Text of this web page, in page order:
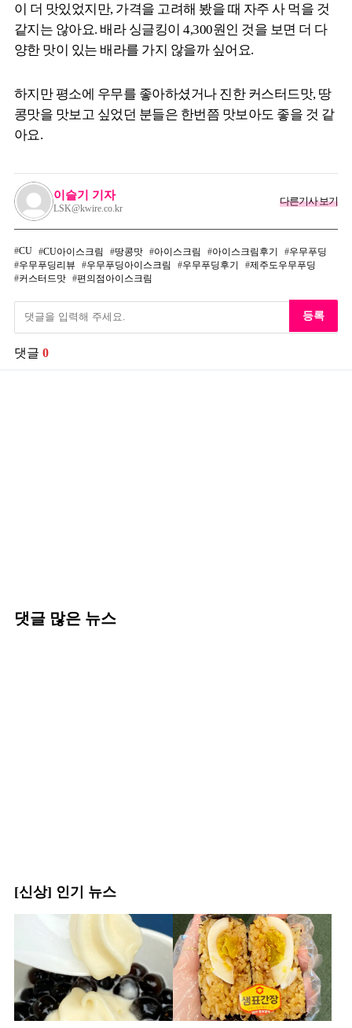
이 더 맛있었지만, 가격을 고려해 봤을 때 자주 사 먹을 것
같지는 않아요. 배라 싱글킹이 4,300원인 것을 보면 더 다
양한 맛이 있는 배라를 가지 않을까 싶어요.
하지만 평소에 우무를 좋아하셨거나 진한 커스터드맛, 땅
콩맛을 맛보고 싶었던 분들은 한번쯤 맛보아도 좋을 것 같
아요.
이슬기 기자
LSK@kwire.co.kr
다른기사 보기
CU CU아이스크림 땅콩맛 아이스크림 아이스크림후기
우무푸딩
우무푸딩리뷰
우무푸딩아이스크림 우무푸딩후기
제주도우무푸딩
커스터드맛
편의점아이스크림
등록
댓글 0
댓글 많은 뉴스
[신상] 인기 뉴스